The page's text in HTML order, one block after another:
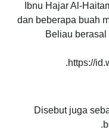
Ibnu Hajar Al-
dan beberapa buah
Beliau
https://
Disebut juga
.